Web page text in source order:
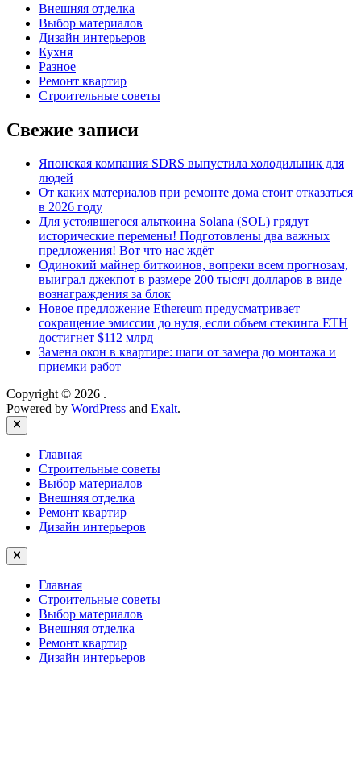
Внешняя отделка
Выбор материалов
Дизайн интерьеров
Кухня
Разное
Ремонт квартир
Строительные советы
Свежие записи
Японская компания SDRS выпустила холодильник для
людей
От каких материалов при ремонте дома стоит отказаться
в 2026 году
Для устоявшегося альткоина Solana (SOL) грядут
исторические перемены! Подготовлены два важных
предложения! Вот что нас ждёт
Одинокий майнер биткоинов, вопреки всем прогнозам,
выиграл джекпот в размере 200 тысяч долларов в виде
вознаграждения за блок
Новое предложение Ethereum предусматривает
сокращение эмиссии до нуля, если объем стекинга ETH
достигнет $112 млрд
Замена окон в квартире: шаги от замера до монтажа и
приемки работ
Copyright © 2026 .
Powered by WordPress and Exalt.
Close
Главная
Строительные советы
Выбор материалов
Внешняя отделка
Ремонт квартир
Дизайн интерьеров
Главная
Строительные советы
Выбор материалов
Внешняя отделка
Ремонт квартир
Дизайн интерьеров